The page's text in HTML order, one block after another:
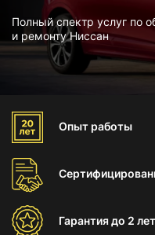
Полный спектр услуг по
и ремонту Ниссан
Опыт работы
Гарантиядо 2 лет